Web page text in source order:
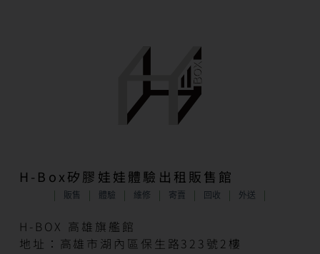
H-Box矽膠娃娃體驗出租販售館
販售 體驗 維修 寄賣 回收 外送
H-BOX 高雄旗艦館
地址：高雄市湖內區保生路323號2樓